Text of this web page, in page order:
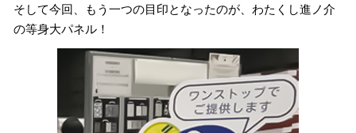
そして今回、もう一つの目印となったのが、わたくし進ノ介
の等身大パネル！